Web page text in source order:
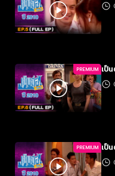
PREMIUM เป็
PREMIUM เป็